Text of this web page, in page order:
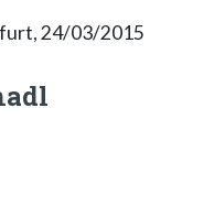
24/03/2015